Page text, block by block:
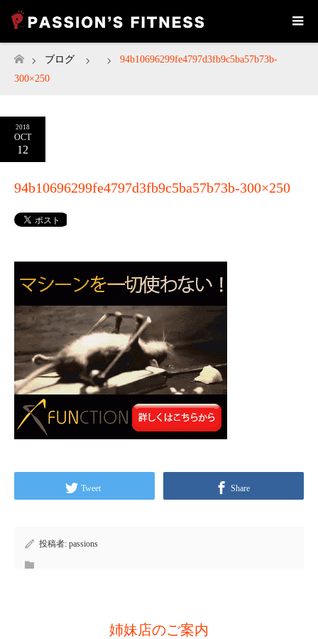
ホーム
ブログ
94b10696299fe4797d3fb9c5ba57b73b-
300×250
2018
OCT
12
94b10696299fe4797d3fb9c5ba57b73b-300×250
Tweet Share
投稿者: passions
姉妹店のご案内